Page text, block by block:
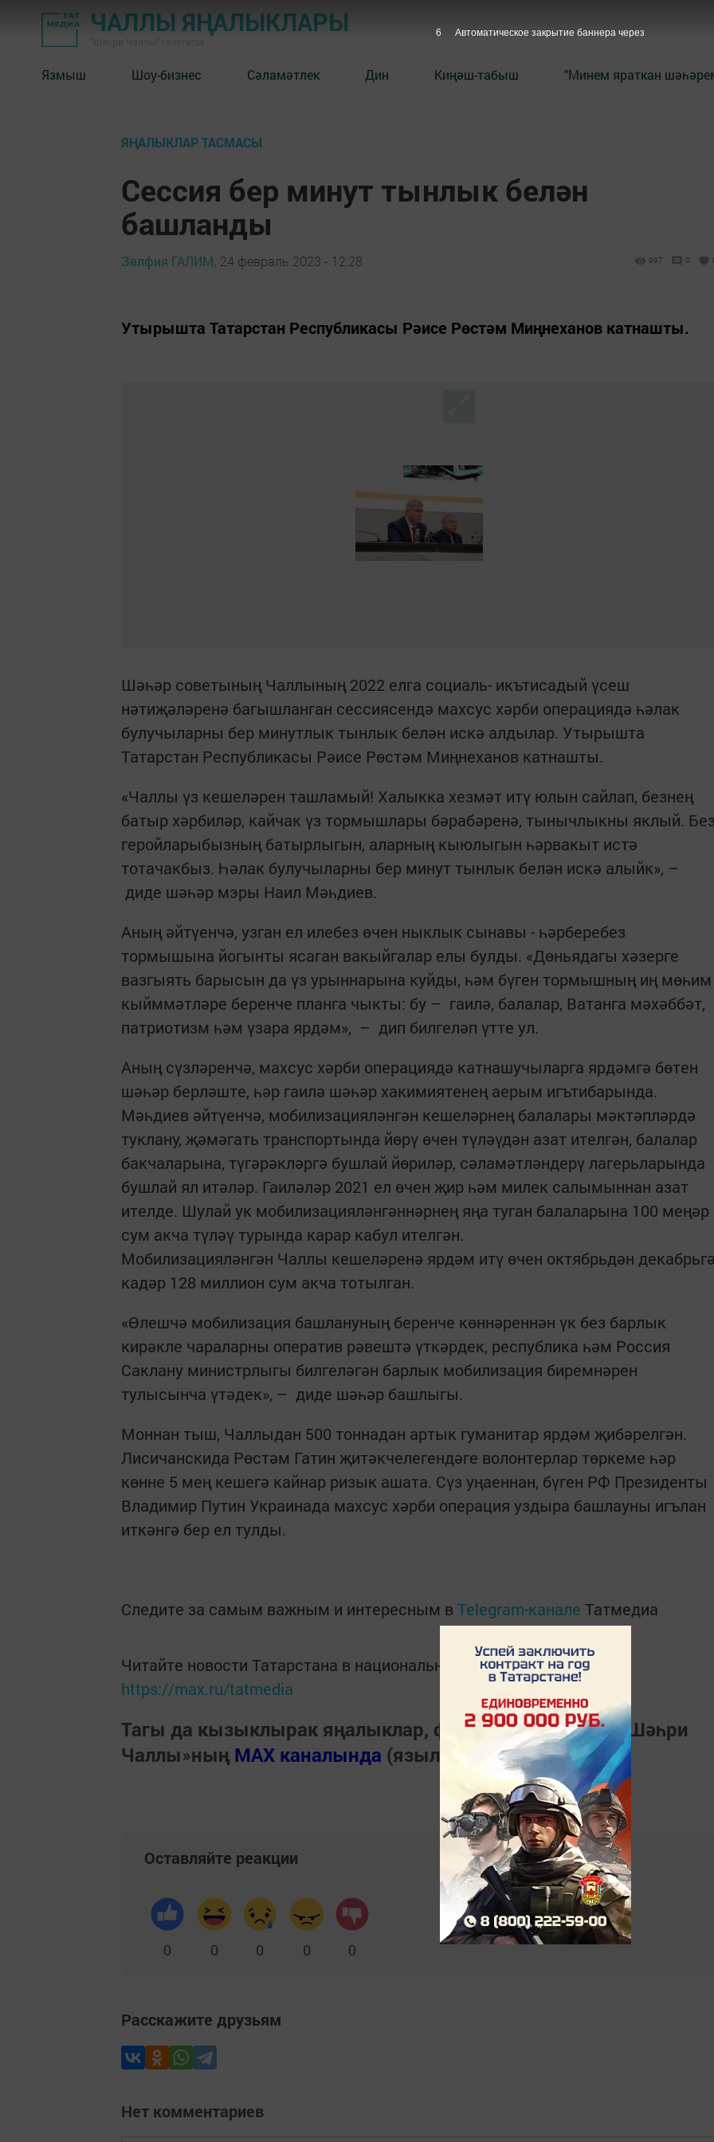
ЧАЛЛЫ ЯҢАЛЫКЛАРЫ
Язмыш Шоу-бизнес Сәламәтлек Дин Киңәш-табыш "Минем яраткан
ЯҢАЛЫКЛАР ТАСМАСЫ
Сессия бер минут тынлык белән
башланды
Зөлфия ГАЛИМ, 24 февраль 2023 - 12:28 997 0
Утырышта Татарстан Республикасы Рәисе Рөстәм Миңнеханов катнашты.
Шәһәр советының Чаллының 2022 елга социаль- икътисадый үсеш
нәтиҗәләренә багышланган сессиясендә махсус хәрби операциядә һәлак
булучыларны бер минутлык тынлык белән искә алдылар. Утырышта
Татарстан Республикасы Рәисе Рөстәм Миңнеханов катнашты.
«Чаллы үз кешеләрен ташламый! Халыкка хезмәт итү юлын сайлап, безнең
батыр хәрбиләр, кайчак үз тормышлары бәрабәренә, тынычлыкны яклый.
геройларыбызның батырлыгын, аларның кыюлыгын һәрвакыт истә
тотачакбыз. Һәлак булучыларны бер минут тынлык белән искә алыйк», –
диде шәһәр мэры Наил Мәһдиев.
Аның әйтүенчә, узган ел илебез өчен ныклык сынавы - һәрберебез
тормышына йогынты ясаган вакыйгалар елы булды. «Дөньядагы хәзерге
вазгыять барысын да үз урыннарына куйды, һәм бүген тормышның иң мөһим
кыйммәтләре беренче планга чыкты: бу – гаилә, балалар, Ватанга мәхәббәт,
патриотизм һәм үзара ярдәм», – дип билгеләп үтте ул.
Аның сүзләренчә, махсус хәрби операциядә катнашучыларга ярдәмгә бөтен
шәһәр берләште, һәр гаилә шәһәр хакимиятенең аерым игътибарында.
Мәһдиев әйтүенчә, мобилизацияләнгән кешеләрнең балалары мәктәпләрдә
туклану, җәмәгать транспортында йөрү өчен түләүдән азат ителгән, балалар
бакчаларына, түгәрәкләргә бушлай йөриләр, сәламәтләндерү лагерьларында
бушлай ял итәләр. Гаиләләр 2021 ел өчен җир һәм милек салымыннан азат
ителде. Шулай ук мобилизацияләнгәннәрнең яңа туган балаларына 100 меңәр
сум акча түләү турында карар кабул ителгән.
Мобилизацияләнгән Чаллы кешеләренә ярдәм итү өчен октябрьдән
кадәр 128 миллион сум акча тотылган.
«Өлешчә мобилизация башлануның беренче көннәреннән үк без барлык
кирәкле чараларны оператив рәвештә үткәрдек, республика һәм Россия
Саклану министрлыгы билгеләгән барлык мобилизация биремнәрен
тулысынча үтәдек», – диде шәһәр башлыгы.
Моннан тыш, Чаллыдан 500 тоннадан артык гуманитар ярдәм җибәрелгән.
Лисичанскида Рөстәм Гатин җитәкчелегендәге волонтерлар төркеме һәр
көнне 5 мең кешегә кайнар ризык ашата. Сүз уңаеннан, бүген РФ Президенты
Владимир Путин Украинада махсус хәрби операция уздыра башлауны игълан
иткәнгә бер ел тулды.
Следите за самым важным и интересным в Telegram-канале Татмедиа
Читайте новости Татарстана в национальном мессенджере MАХ:
https://max.ru/tatmedia
Тагы да кызыклырак яңалыклар, фото һәм видеолар «Шәһри
Чаллы»ның MAX каналында (язылыгыз).
Оставляйте реакции
0 0 0 0 0
Расскажите друзьям
Нет комментариев
5 Автоматическое закрытие баннера через